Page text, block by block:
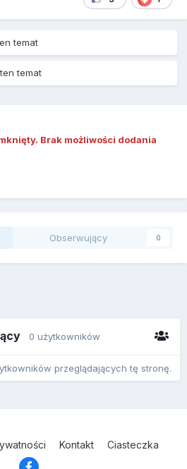
temat
ten temat
Brak możliwości dodania
Obserwujący 0
0 użytkowników
przeglądających tę stronę.
Kontakt Ciasteczka